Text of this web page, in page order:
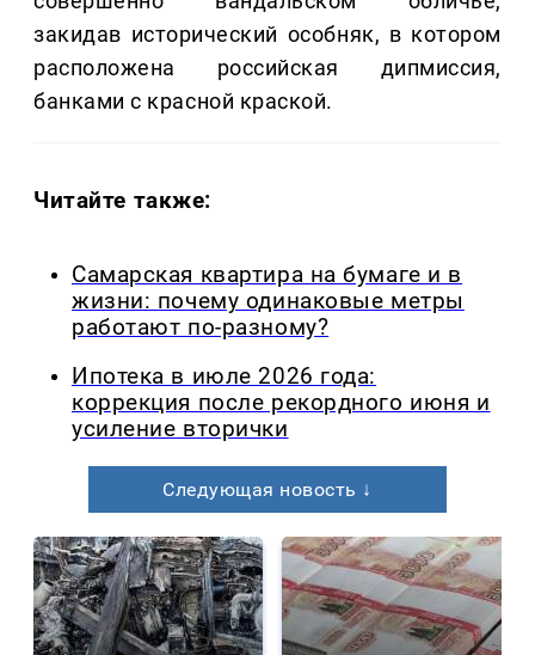
закидав исторический особняк, в котором
расположена российская дипмиссия,
банками с красной краской.
Читайте также:
Самарская квартира на бумаге и в
жизни: почему одинаковые метры
работают по-разному?
Ипотека в июле 2026 года:
коррекция после рекордного июня и
усиление вторички
Следующая новость ↓